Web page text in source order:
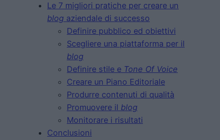
Le 7 migliori pratiche per creare un
blog aziendale di successo
Definire pubblico ed obiettivi
Scegliere una piattaforma per il
blog
Definire stile e Tone Of Voice
Creare un Piano Editoriale
Produrre contenuti di qualità
Promuovere il blog
Monitorare i risultati
Conclusioni